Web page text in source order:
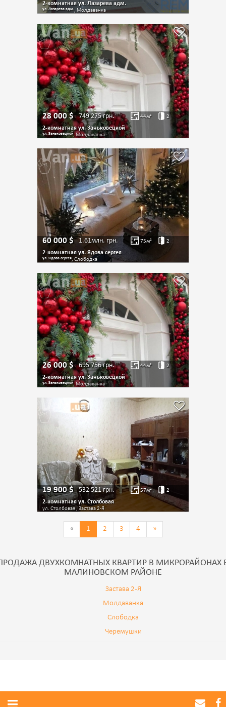
2-комнатная ул. Лазарева адм.
ул. Лазарева адм., Молдаванка
28 000$ 749 275грн. 44м² 2
2-комнатная ул. Заньковецкой
ул. Заньковецкой, Молдаванка
60 000 $ 1.61млн. грн. 75м² 2
2-комнатная ул. Ядова сергея
ул. Ядова сергея, Слободка
26 000$ 695 756грн. 44м² 2
2-комнатная ул. Заньковецкой
ул. Заньковецкой, Молдаванка
19 900$ 532 521грн. 57м² 2
2-комнатная ул. Столбовая
ул. Столбовая , Застава 2-Я
« 1 2 3 4 »
ДВУХКОМНАТНЫХ КВАРТИР В МИКРОРАЙОНАХ
МАЛИНОВСКОМ РАЙОНЕ
Застава 2-Я
Молдаванка
Слободка
Черемушки